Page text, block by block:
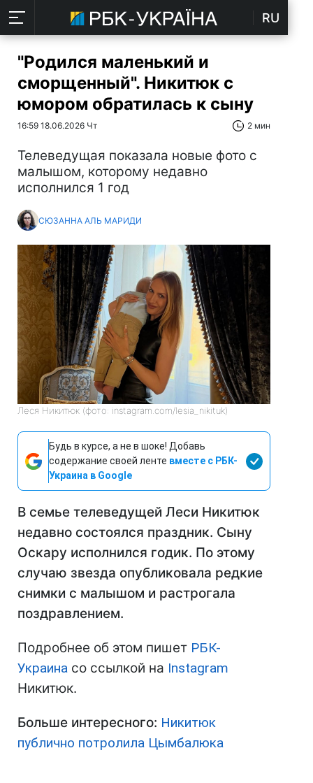
RU
"Родился маленький и
сморщенный". Никитюк с
юмором обратилась к сыну
16:59 18.06.2026 Чт 2 мин
Телеведущая показала новые фото с
малышом, которому недавно
исполнился 1 год
СЮЗАННА АЛЬ МАРИДИ
Леся Никитюк (фото: instagram.com/lesia_nikituk)
Будь в курсе, а не в шоке! Добавь
содержание своей ленте вместе с РБК-
Украина в Google
В семье телеведущей Леси Никитюк
недавно состоялся праздник. Сыну
Оскару исполнился годик. По этому
случаю звезда опубликовала редкие
снимки с малышом и растрогала
поздравлением.
Подробнее об этом пишет РБК-
Украина со ссылкой на Instagram
Никитюк.
Больше интересного: Никитюк
публично потролила Цымбалюка